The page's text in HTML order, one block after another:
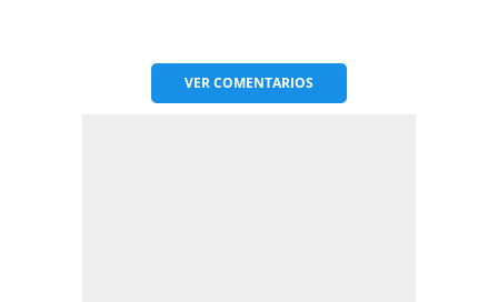
VERCOMENTARIOS